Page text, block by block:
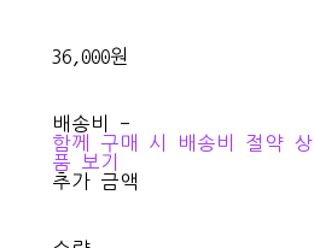
36,000원
배송비 -
함께 구매 시 배송비 절약 상
품 보기
추가 금액